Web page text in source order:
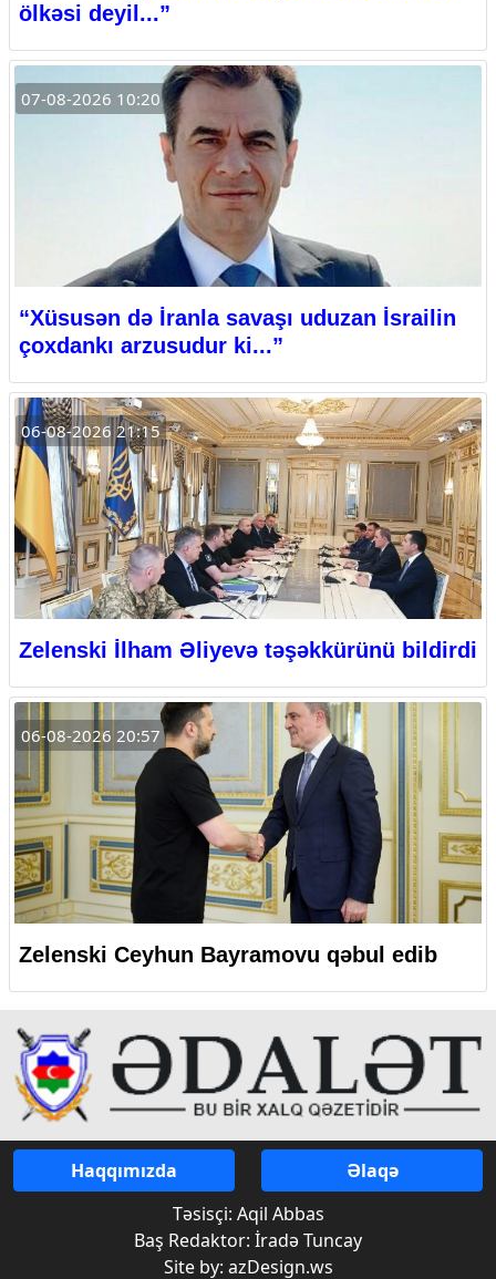
ölkəsi deyil...”
07-08-2026 10:20
“Xüsusən də İranla savaşı uduzan İsrailin
çoxdankı arzusudur ki...”
06-08-2026 21:15
Zelenski İlham Əliyevə təşəkkürünü bildirdi
06-08-2026 20:57
Zelenski Ceyhun Bayramovu qəbul edib
Haqqımızda
Əlaqə
Təsisçi: Aqil Abbas
Baş Redaktor: İradə Tuncay
Site by: azDesign.ws